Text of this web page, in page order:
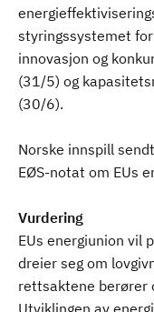
styringssystemet
innovasjon og
(31/5) og
(30/6).
Norske innspill
EØS-notat om EUs
Vurdering
EUs energiunion vil
dreier seg om
rettsaktene berører
Utviklingen av